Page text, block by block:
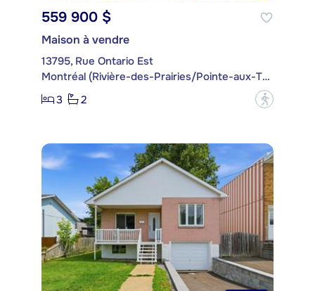
559 900 $
Maison à vendre
13795, Rue Ontario Est
Montréal (Rivière-des-Prairies/Pointe-aux-Trembles)
3
2 ?